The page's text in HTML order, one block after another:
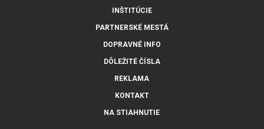
INŠTITÚCIE
PARTNERSKÉ MESTÁ
DOPRAVNÉ INFO
DÔLEŽITÉ ČÍSLA
REKLAMA
KONTAKT
NA STIAHNUTIE